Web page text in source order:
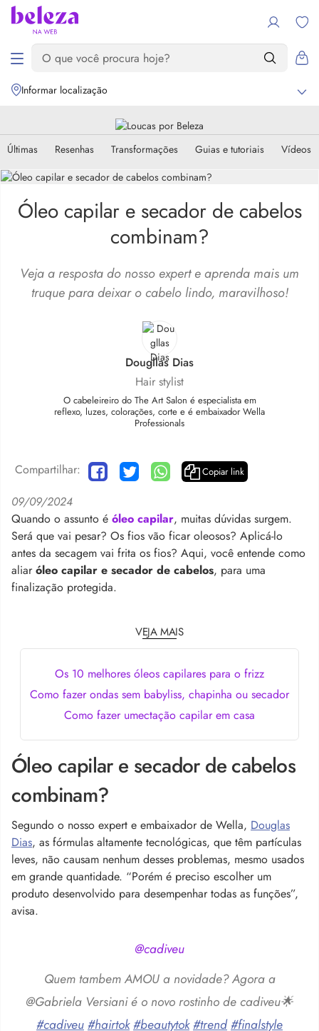
Informar localização
Últimas Resenhas Transformações Guias e tutoriais Vídeos
Óleo capilar e secador de cabelos
combinam?
Veja a resposta do nosso expert e aprenda mais um
truque para deixar o cabelo lindo, maravilhoso!
Dougllas Dias
Hair stylist
O cabeleireiro do The Art Salon é especialista em
reflexo, luzes, colorações, corte e é embaixador Wella
Professionals
Compartilhar: Copiar link
09/09/2024
Quando o assunto é óleo capilar, muitas dúvidas surgem.
Será que vai pesar? Os fios vão ficar oleosos? Aplicá-lo
antes da secagem vai frita os fios? Aqui, você entende como
aliaróleo capilar e secador de cabelos, para uma
finalização protegida.
VEJA MAIS
Os 10 melhores óleos capilares para o frizz
Como fazer ondas sem babyliss, chapinha ou secador
Como fazer umectação capilar em casa
Óleo capilar e secador de cabelos
combinam?
Segundo o nosso expert e embaixador de Wella, Douglas
Dias, as fórmulas altamente tecnológicas, que têm partículas
leves, não causam nenhum desses problemas, mesmo usados
em grande quantidade. “Porém é preciso escolher um
produto desenvolvido para desempenhar todas as funções”,
avisa.
@cadiveu
Quem tambem AMOU a novidade? Agora a
@Gabriela Versiani é o novo rostinho de cadiveu🌟
#cadiveu #hairtok #beautytok #trend #finalstyle